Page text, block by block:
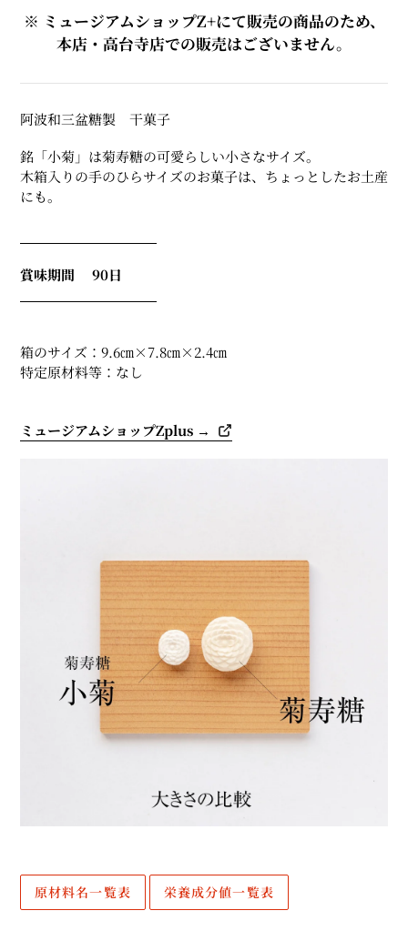
に
を
加
る
※ ミュージアムショップZ+にて販売の商品のため、
本店・高台寺店での販売はございません。
阿波和三盆糖製 干菓子
銘「小菊」は菊寿糖の可愛らしい小さなサイズ。
木箱入りの手のひらサイズのお菓子は、ちょっとしたお土産
にも。
賞味期間 90日
箱のサイズ：9.6㎝×7.8㎝×2.4㎝
特定原材料等：なし
ミュージアムショップZplus →
原材料名一覧表 栄養成分値一覧表